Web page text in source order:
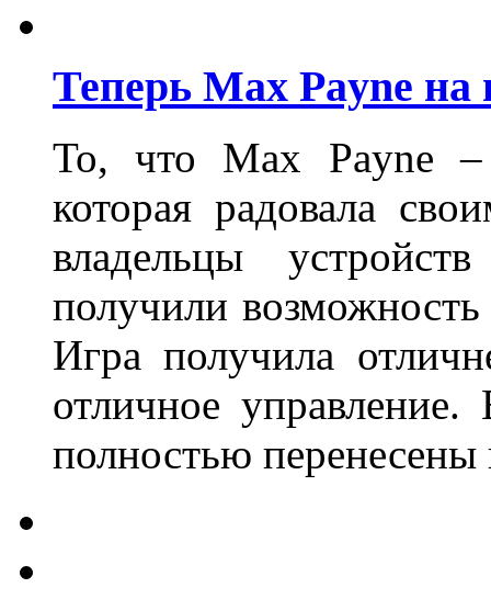
Теперь Max Payne
То, что Max Payne –
которая радовала
владельцы
получили возможность
Игра получила
отличное
полностью